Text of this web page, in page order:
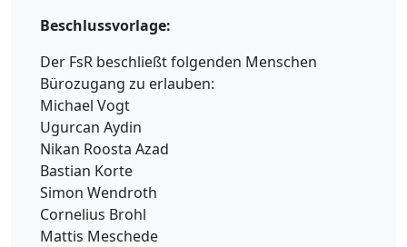
Beschlussvorlage:
Der FsR beschließt folgenden Menschen
Bürozugang zu erlauben:
Michael Vogt
Ugurcan Aydin
Nikan Roosta Azad
Bastian Korte
Simon Wendroth
Cornelius Brohl
Mattis Meschede